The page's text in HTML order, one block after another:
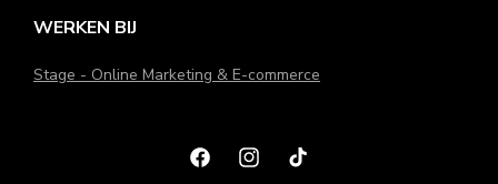
WERKEN BIJ
Stage - Online Marketing & E-commerce
FacebookInstagramTikTok